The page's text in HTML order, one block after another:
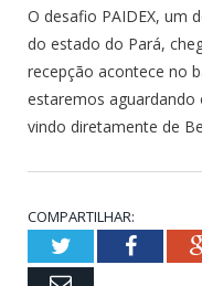
O desafio PAIDEX, um
do estado do Pará,
recepção acontece no
estaremos aguardando
vindo diretamente de
COMPARTILHAR:
Twitter